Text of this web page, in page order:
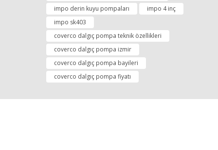
Yorum Yap
Ürün resmi kalitesiz, bozuk veya görüntülenemiyor.
Ürün açıklamasında eksik bilgiler bulunuyor.
Ürün bilgilerinde hatalar bulunuyor.
Ürün fiyatı diğer sitelerden daha pahalı.
Bu ürüne benzer farklı alternatifler olmalı.
impo derin kuyu pompaları
impo 4 inç
impo sk403
coverco dalgıç pompa teknik özellikleri
coverco dalgıç pompa izmir
coverco dalgıç pompa bayileri
coverco dalgıç pompa fiyatı